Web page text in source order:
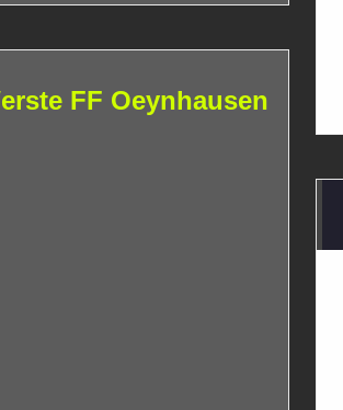
FF Oeynhausen